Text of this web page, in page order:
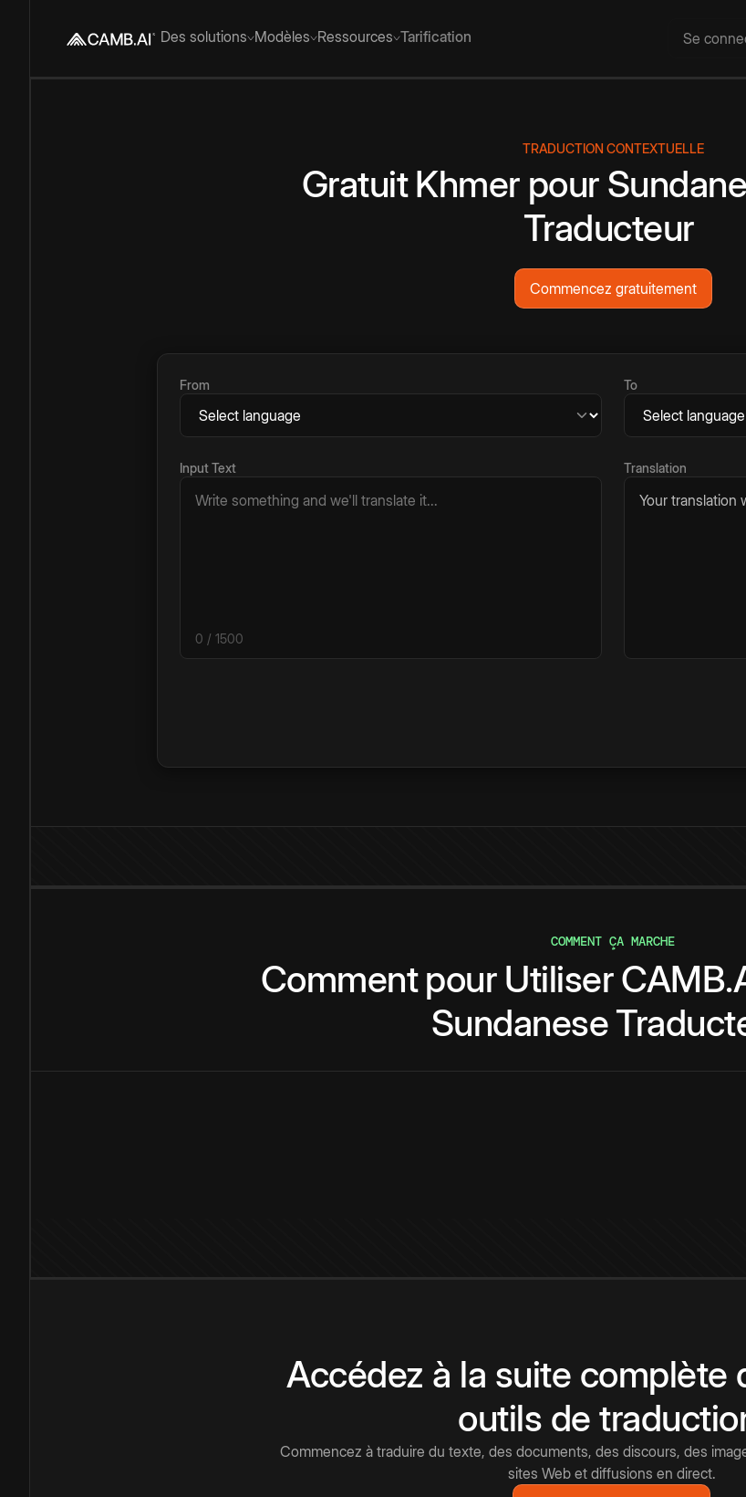
Des solutions Modèles Ressources Tarification Se
TRADUCTION CONTEXTUELLE
GratuitKhmer pour
Traducteur
Commencez gratuitement
From To
Input Text
0 / 1500
Translation
Your translation
COMMENT ÇA MARCHE
Commentpour Utiliser
Sundanese
Accédez à la suite complète
outils de
Commencez à traduire du texte, des documents, des discours, des
sites Web et diffusions en direct.